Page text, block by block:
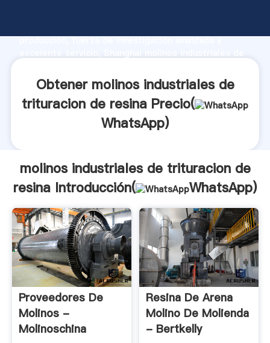
producción, fuerza de investigación avanzada y
valores a todos los clientes.
Obtener molinos industriales de
trituracion de resina Precio(
WhatsApp)
molinos industriales de trituracion de
resina Introducción(
WhatsApp)
Proveedores De
Molinos -
Molinoschina
Resina De Arena
Molino De Molienda
- Bertkelly